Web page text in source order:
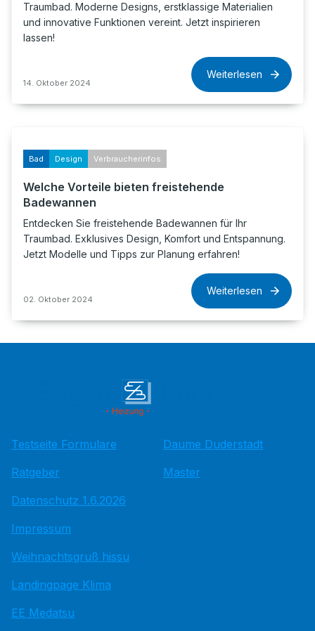
Traumbad. Moderne Designs, erstklassige Materialien
und innovative Funktionen vereint. Jetzt inspirieren
lassen!
14. Oktober 2024
Weiterlesen
Bad Design Verbraucherinfos
Welche Vorteile bieten freistehende
Badewannen
Entdecken Sie freistehende Badewannen für Ihr
Traumbad. Exklusives Design, Komfort und Entspannung.
Jetzt Modelle und Tipps zur Planung erfahren!
02. Oktober 2024
Weiterlesen
Testseite Formulare
Ratgeber
Datenschutz 1.6.2026
Impressum
Weihnachtsgruß hissu
Landingpage Klima
EE Medatsu
Daume Duderstadt
Master